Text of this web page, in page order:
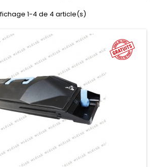
1-4 de 4 article(s)